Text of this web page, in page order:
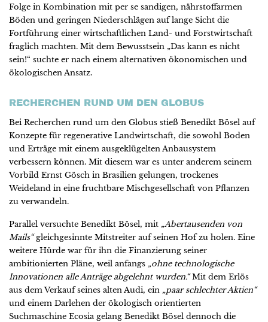
Folge in Kombination mit per se sandigen, nährstoffarmen
Böden und geringen Niederschlägen auf lange Sicht die
Fortführung einer wirtschaftlichen Land- und Forstwirtschaft
fraglich machten. Mit dem Bewusstsein „Das kann es nicht
sein!“ suchte er nach einem alternativen ökonomischen und
ökologischen Ansatz.
RECHERCHEN RUND UM DEN GLOBUS
Bei Recherchen rund um den Globus stieß Benedikt Bösel auf
Konzepte für regenerative Landwirtschaft, die sowohl Boden
und Erträge mit einem ausgeklügelten Anbausystem
verbessern können. Mit diesem war es unter anderem seinem
Vorbild Ernst Gösch in Brasilien gelungen, trockenes
Weideland in eine fruchtbare Mischgesellschaft von Pflanzen
zu verwandeln.
Parallel versuchte Benedikt Bösel, mit „Abertausenden von
Mails“gleichgesinnte Mitstreiter auf seinen Hof zu holen. Eine
weitere Hürde war für ihn die Finanzierung seiner
ambitionierten Pläne, weil anfangs „ohne technologische
Innovationen alle Anträge abgelehnt wurden.“Mit dem Erlös
aus dem Verkauf seines alten Audi, ein „paar schlechter Aktien“
und einem Darlehen der ökologisch orientierten
Suchmaschine Ecosia gelang Benedikt Bösel dennoch die